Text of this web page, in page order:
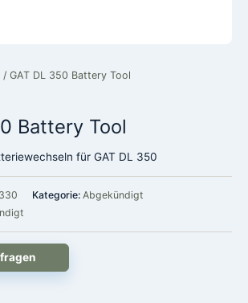
/ GAT DL 350 Battery Tool
Battery Tool
für GAT DL 350
Kategorie: Abgekündigt